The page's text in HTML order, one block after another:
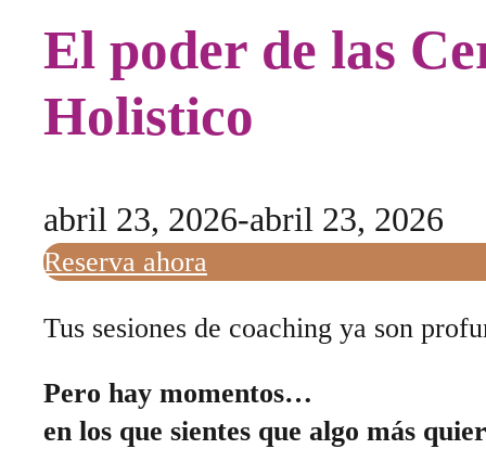
El poder de las
Holistico
abril 23, 2026-abril 23, 2026
Reserva ahora
Tus sesiones de coaching ya son
Pero hay momentos…
en los que sientes que algo más